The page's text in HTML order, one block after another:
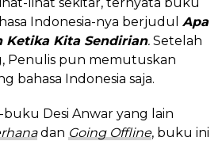
Indonesia-nya berjudul Apa
Ketika Kita Sendirian. Setelah
Penulis pun memutuskan
bahasa Indonesia saja.
Desi Anwar yang lain
dan Going Offline, buku ini